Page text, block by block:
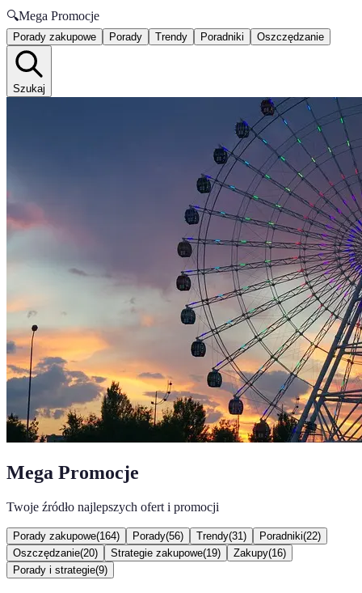
🔍Mega Promocje
Porady zakupowe Porady Trendy Poradniki Oszczędzanie
Szukaj
Mega Promocje
Twoje źródło najlepszych ofert i promocji
Porady zakupowe(164) Porady(56) Trendy(31 ) Poradniki(22)
Oszczędzanie(20) Strategie zakupowe(19) Zakupy(16)
Porady i strategie(9)